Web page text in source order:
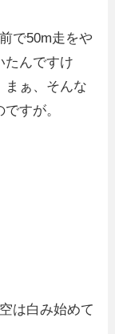
で50m走をや
たんですけ
ぁ、そんな
すが。
は白み始めて